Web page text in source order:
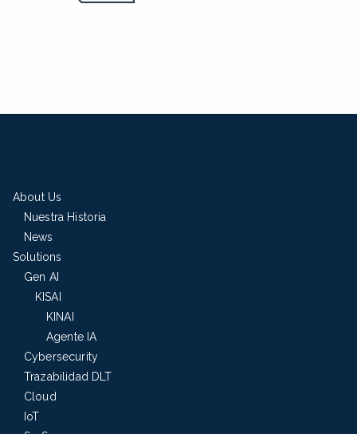
About Us
Nuestra Historia
News
Solutions
Gen AI
KISAI
KINAI
Agente IA
Cybersecurity
Trazabilidad DLT
Cloud
IoT